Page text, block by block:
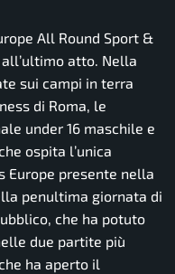
All Round Sport &
atto. Nella
sui campi in terra
di Roma, le
under 16 maschile e
ospita l’unica
Europe presente nella
penultima giornata di
che ha potuto
due partite più
ha aperto il